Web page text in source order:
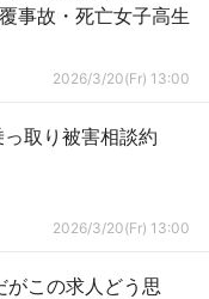
事故・死亡女子高生
2026/3/20(Fr) 13:00
取り被害相談約
2026/3/20(Fr) 13:00
がこの求人どう思